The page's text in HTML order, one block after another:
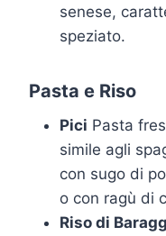
senese,
speziato.
Pasta e Riso
Pici Pasta
simile agli
con sugo di
o con ragù di
Riso di